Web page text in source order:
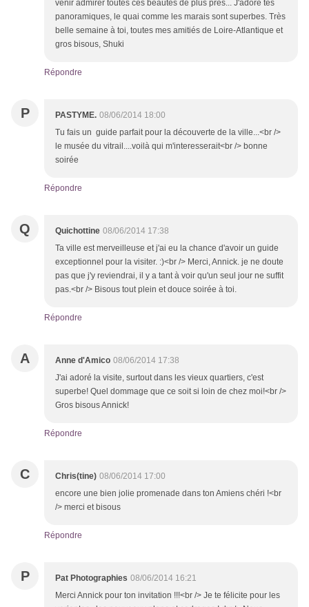
venir admirer toutes ces beautés de plus près... J'adore tes
panoramiques, le quai comme les marais sont superbes. Très
belle semaine à toi, toutes mes amitiés de Loire-Atlantique et
gros bisous, Shuki
Répondre
P PASTYME. 08/06/2014 18:00
Tu fais un guide parfait pour la découverte de la ville...<br />
le musée du vitrail....voilà qui m'interesserait<br /> bonne
soirée
Répondre
Q Quichottine 08/06/2014 17:38
Ta ville est merveilleuse et j'ai eu la chance d'avoir un guide
exceptionnel pour la visiter. :)<br /> Merci, Annick. je ne doute
pas que j'y reviendrai, il y a tant à voir qu'un seul jour ne suffit
pas.<br /> Bisous tout plein et douce soirée à toi.
Répondre
A Anne d'Amico 08/06/2014 17:38
J'ai adoré la visite, surtout dans les vieux quartiers, c'est
superbe! Quel dommage que ce soit si loin de chez moi!<br />
Gros bisous Annick!
Répondre
C Chris(tine) 08/06/2014 17:00
encore une bien jolie promenade dans ton Amiens chéri !<br
/> merci et bisous
Répondre
P Pat Photographies 08/06/2014 16:21
Merci Annick pour ton invitation !!!<br /> Je te félicite pour les